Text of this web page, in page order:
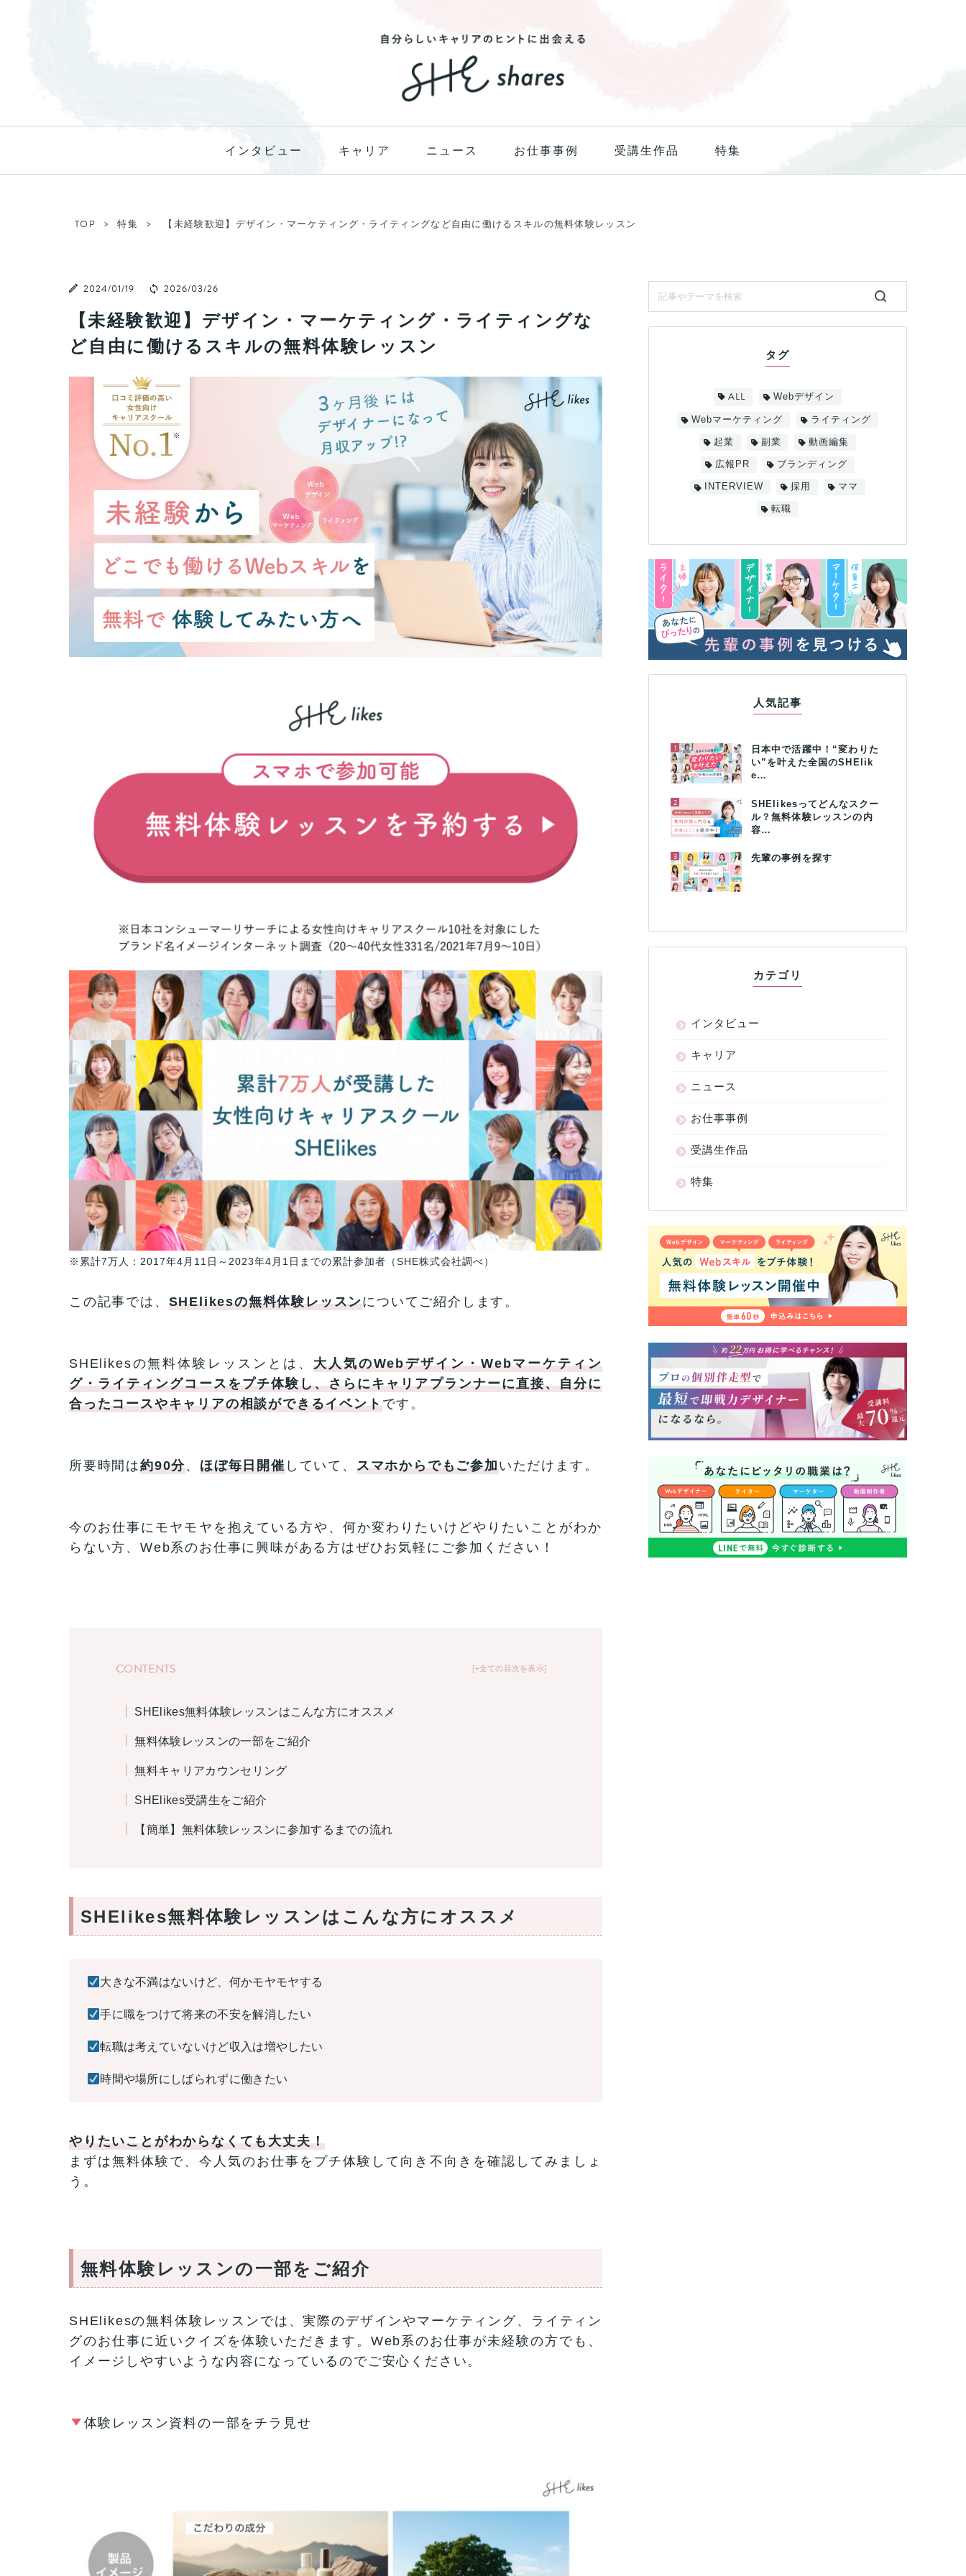
インタビュー キャリア ニュース お仕事事例 受講生作品 特集
TOP 特集 【未経験歓迎】デザイン・マーケティング・ライティングなど自由に働けるスキルの無料体験レッスン
2024/01/19 2026/03/26
【未経験歓迎】デザイン・マーケティング・ライティングな
ど自由に働けるスキルの無料体験レッスン
※累計7万人：2017年4月11日～2023年4月1日までの累計参加者（SHE株式会社調べ）
この記事では、 SHElikesの無料体験レッスンについてご紹介します。
SHElikesの無料体験レッスンとは、 大人気のWebデザイン・Webマーケティン
グ・ライティングコースをプチ体験し、さらにキャリアプランナーに直接、自分に
合ったコースやキャリアの相談ができるイベントです。
所要時間は約90分、ほぼ毎日開催していて、 スマホからでもご参加いただけます。
今のお仕事にモヤモヤを抱えている方や、何か変わりたいけどやりたいことがわか
らない方、Web系のお仕事に興味がある方はぜひお気軽にご参加ください！
+全ての目次を表示
CONTENTS
SHElikes無料体験レッスンはこんな方にオススメ
無料体験レッスンの一部をご紹介
無料キャリアカウンセリング
SHElikes受講生をご紹介
【簡単】無料体験レッスンに参加するまでの流れ
SHElikes無料体験レッスンはこんな方にオススメ
大きな不満はないけど、何かモヤモヤする
手に職をつけて将来の不安を解消したい
転職は考えていないけど収入は増やしたい
時間や場所にしばられずに働きたい
やりたいことがわからなくても大丈夫！
まずは無料体験で、今人気のお仕事をプチ体験して向き不向きを確認してみましょ
う。
無料体験レッスンの一部をご紹介
SHElikesの無料体験レッスンでは、実際のデザインやマーケティング、ライティン
グのお仕事に近いクイズを体験いただきます。Web系のお仕事が未経験の方でも、
イメージしやすいような内容になっているのでご安心ください。
体験レッスン資料の一部をチラ見せ
タグ
ALL Webデザイン
Webマーケティング ライティング
起業 副業 動画編集
広報PR ブランディング
INTERVIEW 採用 ママ
転職
人気記事
1
日本中で活躍中！“変わりた
い”を叶えた全国のSHElik
e…
2
SHElikesってどんなスクー
ル？無料体験レッスンの内
容…
3 先輩の事例を探す
カテゴリ
インタビュー
キャリア
ニュース
お仕事事例
受講生作品
特集